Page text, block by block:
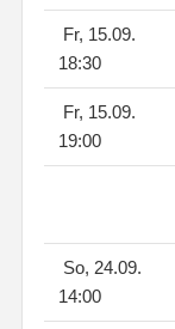
Fr, 15.09.
18:30
Fr, 15.09.
19:00
So, 24.09.
14:00